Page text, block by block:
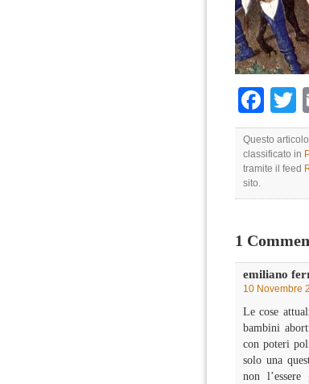
Questo
classificato in
tramite il feed
sito.
1
emiliano
10 Novembre
Le cose
bambini
con poteri
solo una
non